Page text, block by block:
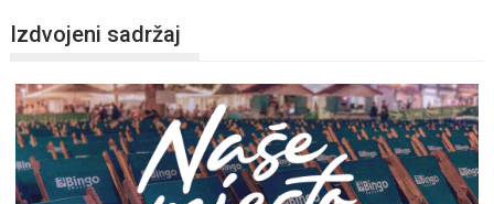
Izdvojeni sadržaj